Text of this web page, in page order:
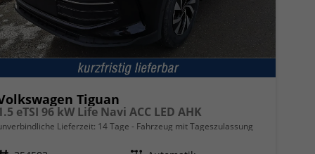
Tiguan
eTSI 96 kW Life Navi ACC LED AHK
Lieferzeit: 14 Tage Fahrzeug mit Tageszulassung